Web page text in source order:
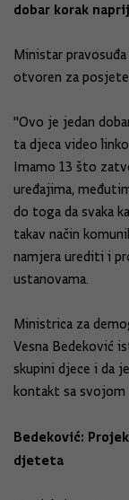
dobar korak
Ministar
otvoren za
"Ovo je jedan
ta djeca video
Imamo 13 što
uređajima,
do toga da svaka
takav način
namjera urediti i
ustanovama.
Ministrica za
Vesna Bedeković
skupini djece i da
kontakt sa
Bedeković:
djeteta